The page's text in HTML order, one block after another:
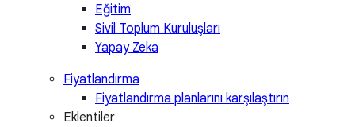
Eğitim
Sivil Toplum Kuruluşları
Yapay Zeka
Fiyatlandırma
Fiyatlandırma planlarını karşılaştırın
Eklentiler